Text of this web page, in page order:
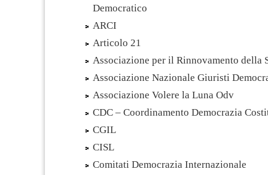
Democratico
ARCI
Articolo 21
Associazione per il Rinnovamento della
Associazione Nazionale Giuristi
Associazione Volere la Luna Odv
CDC – Coordinamento Democrazia
CGIL
CISL
Comitati Democrazia Internazionale